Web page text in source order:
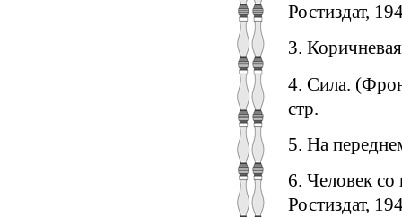
Ростиздат,
3.
4. Сила.
стр.
5. На
6. Человек
Ростиздат,